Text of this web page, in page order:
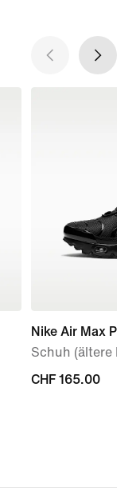
Nike Air Max Plus
Schuh (ältere
CHF 165.00
CHF 165.00